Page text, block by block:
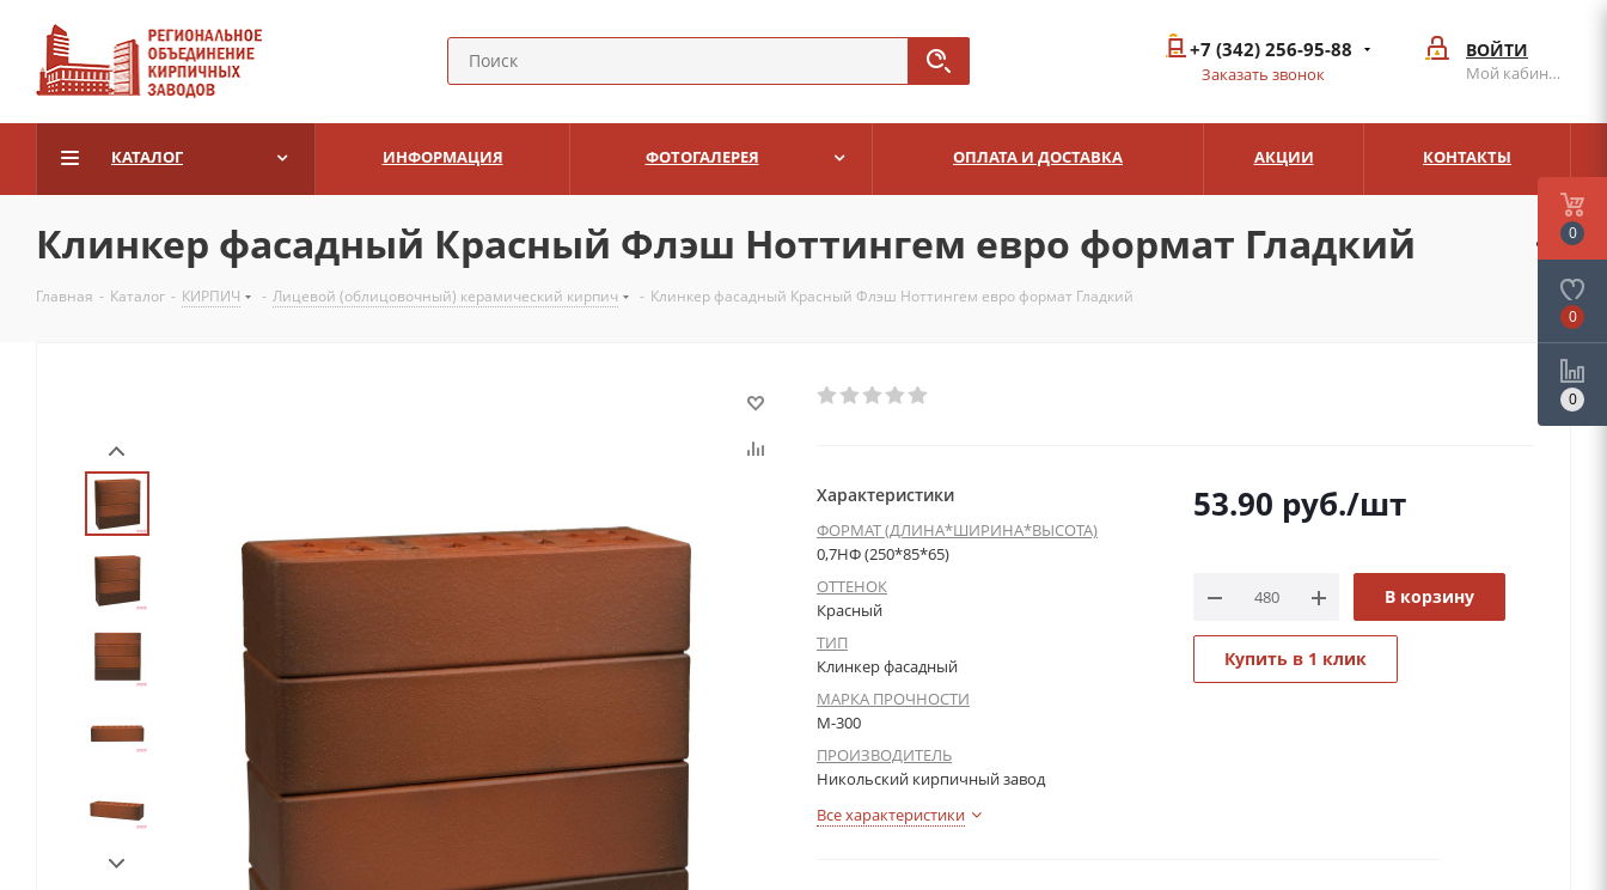
ВОЙТИ
Мой кабинет
+7 (342) 256-95-88
Заказать звонок
КАТАЛОГ ИНФОРМАЦИЯ ФОТОГАЛЕРЕЯ ОПЛАТА И ДОСТАВКА АКЦИИ КОНТАКТЫ
Клинкер фасадный Красный Флэш Ноттингем евро формат Гладкий
Главная - Каталог - КИРПИЧ - Лицевой (облицовочный) керамический кирпич - Клинкер фасадный Красный Флэш Ноттингем евро формат Гладкий
Характеристики
ФОРМАТ (ДЛИНА*ШИРИНА*ВЫСОТА)
0,7НФ (250*85*65)
ОТТЕНОК
Красный
ТИП
Клинкер фасадный
МАРКА ПРОЧНОСТИ
М-300
ПРОИЗВОДИТЕЛЬ
Никольский кирпичный завод
Все характеристики
53.90 руб./шт
В корзину
Купить в 1 клик
0
0
0